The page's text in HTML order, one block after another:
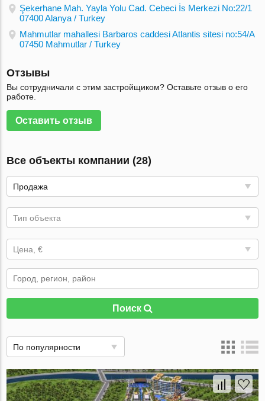
Şekerhane Mah. Yayla Yolu Cad. Cebeci İs Merkezi No:22/1
07400 Alanya / Turkey
Mahmutlar mahallesi Barbaros caddesi Atlantis sitesi no:54/A
07450 Mahmutlar / Turkey
Отзывы
Вы сотрудничали с этим застройщиком? Оставьте отзыв о его
работе.
Оставить отзыв
Все объекты компании (28)
Продажа
Тип объекта
Цена, €
Поиск
По популярности